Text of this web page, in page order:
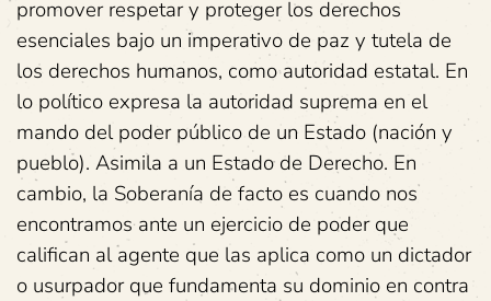
promover respetar y proteger los derechos
esenciales bajo un imperativo de paz y tutela de
los derechos humanos, como autoridad estatal. En
lo político expresa la autoridad suprema en el
mando del poder público de un Estado (nación y
pueblo). Asimila a un Estado de Derecho. En
cambio, la Soberanía de facto es cuando nos
encontramos ante un ejercicio de poder que
califican al agente que las aplica como un dictador
o usurpador que fundamenta su dominio en contra